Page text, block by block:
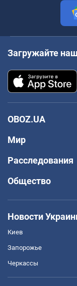
Загружайте
OBOZ.UA
Мир
Расследования
Общество
Новости
Киев
Запорожье
Черкассы